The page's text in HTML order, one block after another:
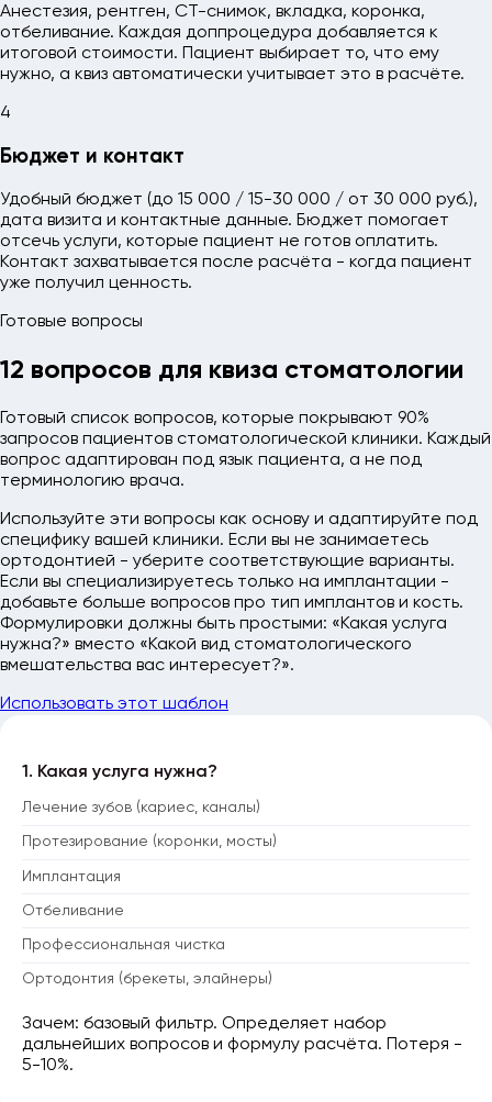
Анестезия, рентген, CT-снимок, вкладка, коронка,
отбеливание. Каждая доппроцедура добавляется к
итоговой стоимости. Пациент выбирает то, что ему
нужно, а квиз автоматически учитывает это в расчёте.
4
Бюджет и контакт
Удобный бюджет (до 15 000 / 15-30 000 / от 30 000 руб.),
дата визита и контактные данные. Бюджет помогает
отсечь услуги, которые пациент не готов оплатить.
Контакт захватывается после расчёта - когда пациент
уже получил ценность.
Готовые вопросы
12 вопросов для квиза стоматологии
Готовый список вопросов, которые покрывают 90%
запросов пациентов стоматологической клиники. Каждый
вопрос адаптирован под язык пациента, а не под
терминологию врача.
Используйте эти вопросы как основу и адаптируйте под
специфику вашей клиники. Если вы не занимаетесь
ортодонтией - уберите соответствующие варианты.
Если вы специализируетесь только на имплантации -
добавьте больше вопросов про тип имплантов и кость.
Формулировки должны быть простыми: «Какая услуга
нужна?» вместо «Какой вид стоматологического
вмешательства вас интересует?».
Использовать этот шаблон
1. Какая услуга нужна?
Лечение зубов (кариес, каналы)
Протезирование (коронки, мосты)
Имплантация
Отбеливание
Профессиональная чистка
Ортодонтия (брекеты, элайнеры)
Зачем: базовый фильтр. Определяет набор
дальнейших вопросов и формулу расчёта. Потеря -
5-10%.